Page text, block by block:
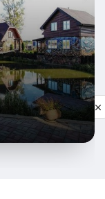
Privacy notice